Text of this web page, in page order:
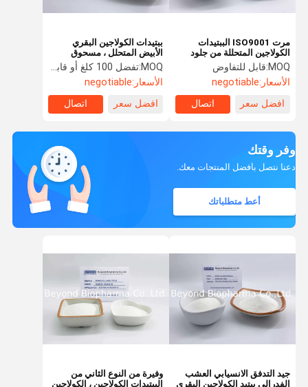
ببتيدات الكولاجين البقري
الأبيض المتحلل ، مسحوق
الكولاجين البقري العشبي
MOQ: تفضل 100 كلغ أو قابل للتفاوض
الأسعار:negotiable
افضل سعر
اتصال
مرت ISO9001 الببتيدات
الكولاجين المتحللة من جلود
بقرات العشب الفدرالي
والجلود
MOQ: قابل للتفاوض
الأسعار:negotiable
افضل سعر
اتصال
وفر وقتك
دعنا نتصل بأفضل المنتجات معك.
أعط متطلباتك
جيد التدفق الانسيابي العشب
الفدرالي ببتيد الكولاجين البقري
وفيرة من النوع الثاني من
الببتيدات الكولاجين ، الكولاجين